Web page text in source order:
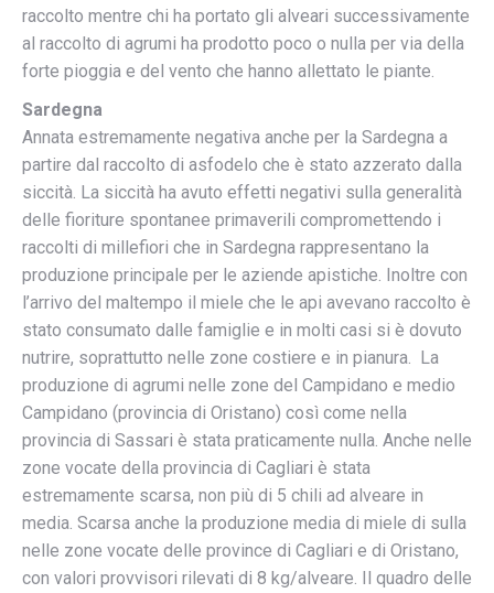
raccolto mentre chi ha portato gli alveari successivamente
al raccolto di agrumi ha prodotto poco o nulla per via della
forte pioggia e del vento che hanno allettato le piante.
Sardegna
Annata estremamente negativa anche per la Sardegna a
partire dal raccolto di asfodelo che è stato azzerato dalla
siccità. La siccità ha avuto effetti negativi sulla generalità
delle fioriture spontanee primaverili compromettendo i
raccolti di millefiori che in Sardegna rappresentano la
produzione principale per le aziende apistiche. Inoltre con
l’arrivo del maltempo il miele che le api avevano raccolto è
stato consumato dalle famiglie e in molti casi si è dovuto
nutrire, soprattutto nelle zone costiere e in pianura. La
produzione di agrumi nelle zone del Campidano e medio
Campidano (provincia di Oristano) così come nella
provincia di Sassari è stata praticamente nulla. Anche nelle
zone vocate della provincia di Cagliari è stata
estremamente scarsa, non più di 5 chili ad alveare in
media. Scarsa anche la produzione media di miele di sulla
nelle zone vocate delle province di Cagliari e di Oristano,
con valori provvisori rilevati di 8 kg/alveare. Il quadro delle